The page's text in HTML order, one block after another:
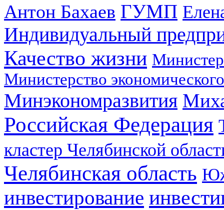
Антон Бахаев ГУМП
Индивидуальный
Качество жизни
Министерство
Минэкономразвития
Российская Федерация
кластер Челябинской
Челябинская область
инвестирование